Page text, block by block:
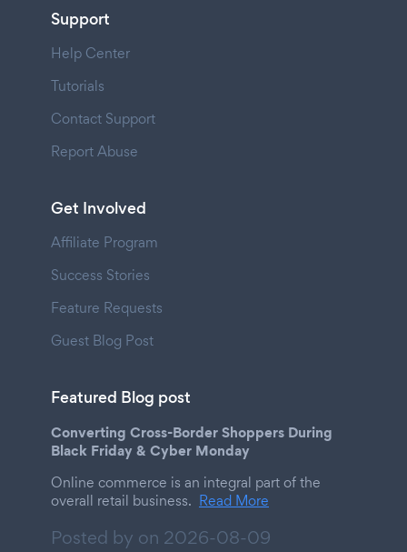
Support
Help Center
Tutorials
Contact Support
Report Abuse
Get Involved
Affiliate Program
Success Stories
Feature Requests
Guest Blog Post
Featured Blog post
Converting Cross-Border Shoppers During
Black Friday & Cyber Monday
Online commerce is an integral part of the
overall retail business. Read More
Posted by on 2026-08-09